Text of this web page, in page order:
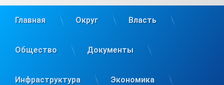
Главная Округ Власть
Общество Документы
Инфраструктура Экономика